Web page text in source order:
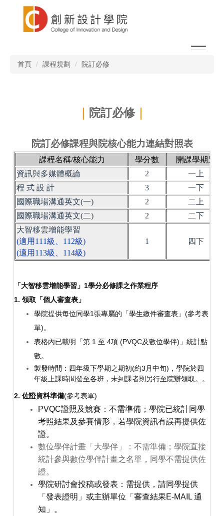
首頁 課程規劃 院訂必修
院訂必修｜
院訂必修課程與院核心能力連結對照表
課程名稱/核心能力 學分數
開課學期別
資訊與多媒體概論
2
一上
程 式 設 計
3
一下
國際職場溝通英文(一)
2
二上
國際職場溝通英文(二)
2
二下
大智移雲增能學習
(適用111級、112級)
(適用113級、114級)
1 四下
「大智移雲增能學習」1學分必修課之作業程序
1. 領取「個人審查表」
學院提供每位同學1張專屬的「學生繳件審查表」(參考表
單)。
表格內已載明「第 1 至 4項 (PVQC及數位學伴)」統計點
數。
製發時間：四年級下學期之期初(約3月中旬)，學院於四
年級上課時間發至各班，未到課者則另行至院辦領取。。
2. 佐證資料準備(參考表單)
PVQC證照及競賽：不需準備；學院已統計同學
考照結果及參賽情形，若學院資訊有誤再提供佐
證。
數位學伴計畫「大學伴」：不需準備；學院直接
統計參與數位學伴計畫之名單，同學不需提供佐
證。
學院研討會投稿或發表：需提供，請同學提供
「發表證明」或主辦單位「審查結果E-MAIL 通
知」。